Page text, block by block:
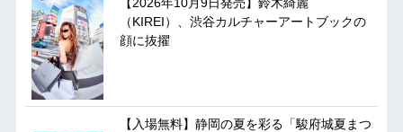
（KIREI）、渋谷カルチャーアートブックの
顔に抜擢
【入場無料】静岡の夏を彩る「駿府城夏まつ